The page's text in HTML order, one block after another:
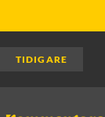
TIDIGARE